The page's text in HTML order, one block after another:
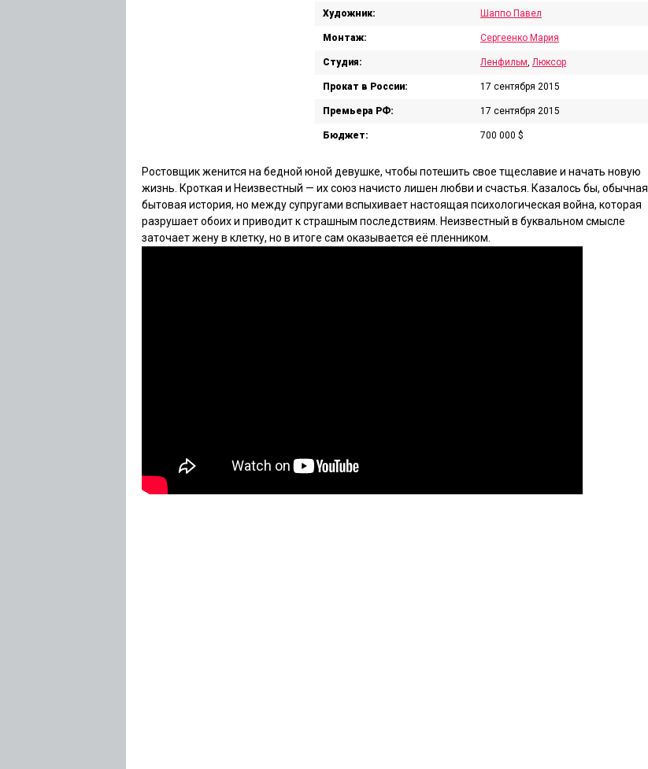
Художник: Шаппо Павел
Монтаж: Сергеенко Мария
Студия: Ленфильм, Люксор
Прокат в России: 17 сентября 2015
Премьера РФ: 17 сентября 2015
Бюджет: 700 000 $
Ростовщик женится на бедной юной девушке, чтобы потешить свое тщеславие и начать новую
жизнь. Кроткая и Неизвестный — их союз начисто лишен любви и счастья. Казалось бы, обычная
бытовая история, но между супругами вспыхивает настоящая психологическая война, которая
разрушает обоих и приводит к страшным последствиям. Неизвестный в буквальном смысле
заточает жену в клетку, но в итоге сам оказывается её пленником.